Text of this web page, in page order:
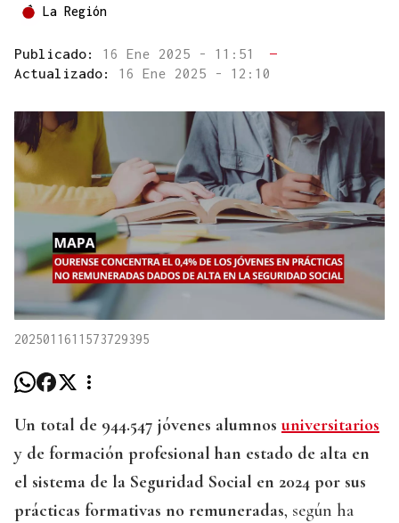
La Región
Publicado: 16 Ene 2025 - 11:51
—
Actualizado: 16 Ene 2025 - 12:10
2025011611573729395
Un total de 944.547 jóvenes alumnos universitarios
y de formación profesional han estado de alta en
el sistema de la Seguridad Social en 2024 por sus
prácticas formativas no remuneradas, según ha